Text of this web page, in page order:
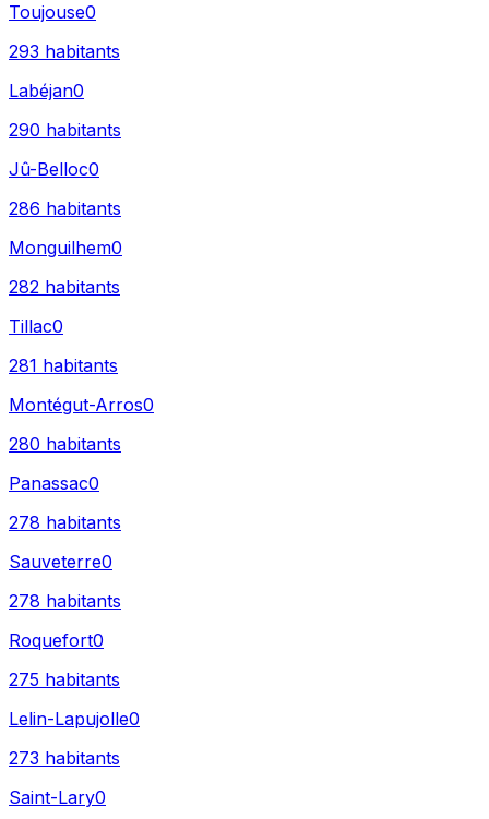
Toujouse0
293 habitants
Labéjan0
290 habitants
Jû-Belloc0
286 habitants
Monguilhem0
282 habitants
Tillac0
281 habitants
Montégut-Arros0
280 habitants
Panassac0
278 habitants
Sauveterre0
278 habitants
Roquefort0
275 habitants
Lelin-Lapujolle0
273 habitants
Saint-Lary0